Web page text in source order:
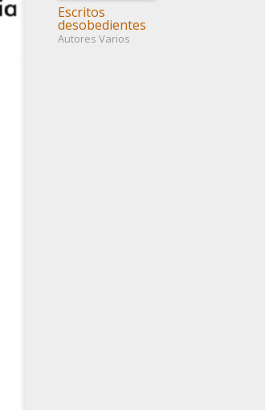
Escritos
desobedientes
Autores Varios